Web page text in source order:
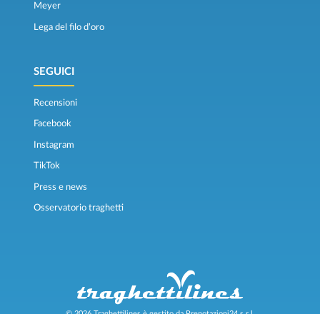
Meyer
Lega del filo d’oro
SEGUICI
Recensioni
Facebook
Instagram
TikTok
Press e news
Osservatorio traghetti